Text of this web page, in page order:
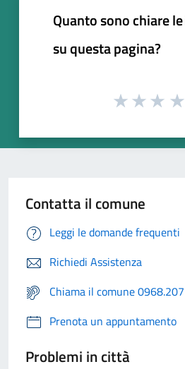
Quanto sono chiare
su questa pagina?
Contatta il comune
Leggi le domande frequenti
Richiedi Assistenza
Chiama il comune
Prenota un appuntamento
Problemi in città